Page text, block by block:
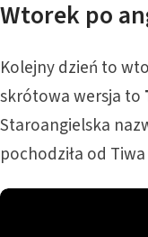
Wtorek po
Kolejny dzień to
skrótowa wersja to
Staroangielska
pochodziła od